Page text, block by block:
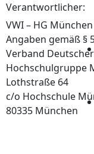
Verantwortlicher:
VWI – HG München
Angaben gemäß §
Verband
Hochschulgruppe
Lothstraße 64
c/o Hochschule
80335 München